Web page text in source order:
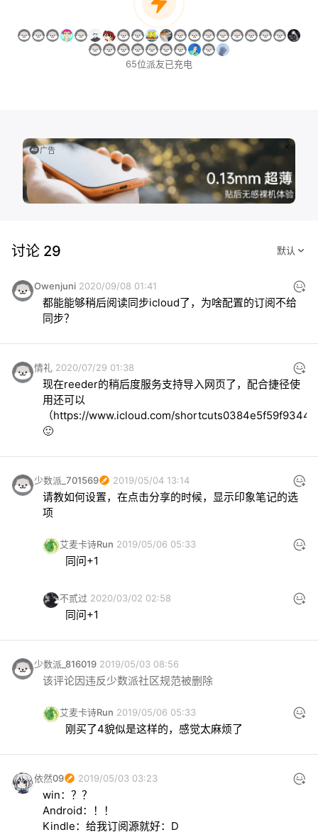
65位派友已充电
广告
讨论 29
Owenjuni 2020/09/08 01:41
都能能够稍后阅读同步icloud了，为啥配置的订阅不给
同步？
情礼 2020/07/29 01:38
现在reeder的稍后度服务支持导入网页了，配合捷径使
用还可以
（https://www.icloud.com/
🙂
少数派_701569 2019/05/04 13:14
请教如何设置，在点击分享的时候，显示印象笔记的选
项
艾麦卡诗Run 2019/05/06 05:33
同问+1
不贰过 2020/03/02 02:58
同问+1
少数派_816019 2019/05/03 08:56
该评论因违反少数派社区规范被删除
艾麦卡诗Run 2019/05/06 05:33
刚买了4貌似是这样的，感觉太麻烦了
依然09 2019/05/03 03:23
win：？？
Android：！！
Kindle：给我订阅源就好：D